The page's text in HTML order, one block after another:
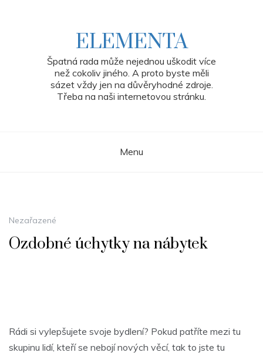
ELEMENTA
Špatná rada může nejednou uškodit více
než cokoliv jiného. A proto byste měli
sázet vždy jen na důvěryhodné zdroje.
Třeba na naši internetovou stránku.
Menu
Nezařazené
Ozdobné úchytky na nábytek
Rádi si vylepšujete svoje bydlení? Pokud patříte mezi tu
skupinu lidí, kteří se nebojí nových věcí, tak to jste tu